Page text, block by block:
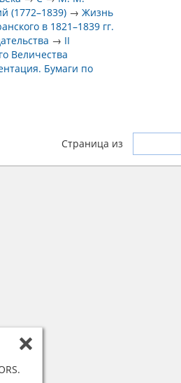
(1772–1839) →Жизнь
в 1821–1839 гг.
→ II
Величества
Бумаги по
Страница из